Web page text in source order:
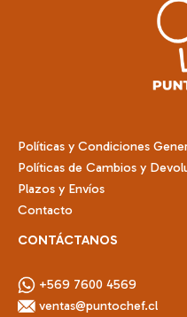
Políticas y Condiciones
Políticas de Cambios y
Plazos y Envíos
Contacto
CONTÁCTANOS
+569 7600 4569
ventas@puntochef.cl